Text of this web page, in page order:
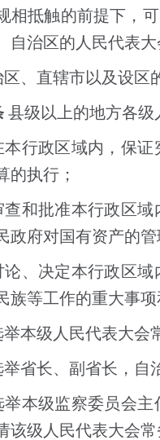
相抵触的前提下，
自治区的人民代表
、直辖市以及设区
县级以上的地方各级
本行政区域内，保
的执行；
查和批准本行政区
政府对国有资产的管
论、决定本行政区
族等工作的重大事项
举本级人民代表大会
举省长、副省长，
举本级监察委员会
该级人民代表大会常